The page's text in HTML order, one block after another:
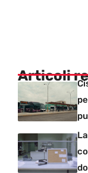
Articoli